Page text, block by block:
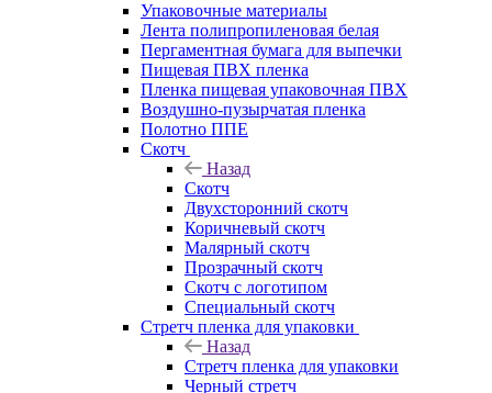
Упаковочные материалы
Лента полипропиленовая белая
Пергаментная бумага для выпечки
Пищевая ПВХ пленка
Пленка пищевая упаковочная ПВХ
Воздушно-пузырчатая пленка
Полотно ППЕ
Скотч
Назад
Скотч
Двухсторонний скотч
Коричневый скотч
Малярный скотч
Прозрачный скотч
Скотч с логотипом
Специальный скотч
Стретч пленка для упаковки
Назад
Стретч пленка для упаковки
Черный стретч